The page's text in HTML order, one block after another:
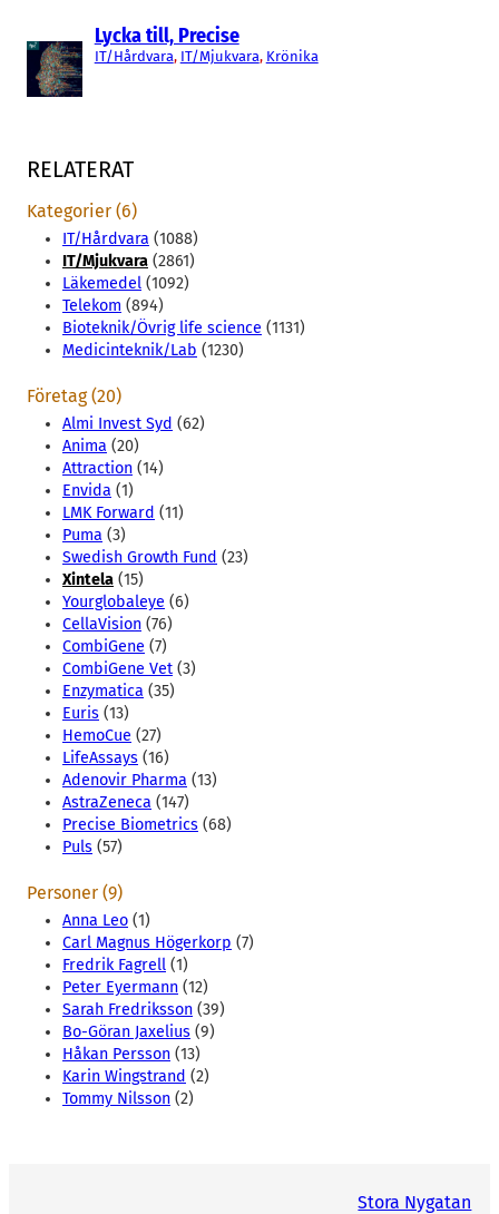
Lycka till, Precise
IT/Hårdvara, IT/Mjukvara, Krönika
RELATERAT
Kategorier (6)
IT/Hårdvara (1088)
IT/Mjukvara (2861)
Läkemedel (1092)
Telekom (894)
Bioteknik/Övrig life science (1131)
Medicinteknik/Lab (1230)
Företag (20)
Almi Invest Syd (62)
Anima (20)
Attraction (14)
Envida (1)
LMK Forward (11)
Puma (3)
Swedish Growth Fund (23)
Xintela (15)
Yourglobaleye (6)
CellaVision (76)
CombiGene (7)
CombiGene Vet (3)
Enzymatica (35)
Euris (13)
HemoCue (27)
LifeAssays (16)
Adenovir Pharma (13)
AstraZeneca (147)
Precise Biometrics (68)
Puls (57)
Personer (9)
Anna Leo (1)
Carl Magnus Högerkorp (7)
Fredrik Fagrell (1)
Peter Eyermann (12)
Sarah Fredriksson (39)
Bo-Göran Jaxelius (9)
Håkan Persson (13)
Karin Wingstrand (2)
Tommy Nilsson (2)
Stora Nygatan